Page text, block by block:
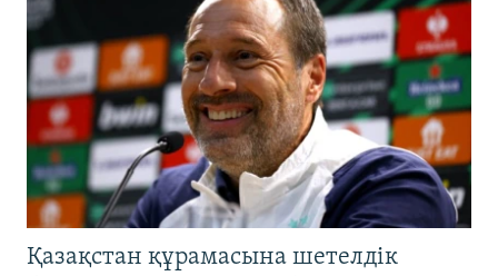
Қазақстан құрамасына шетелдік